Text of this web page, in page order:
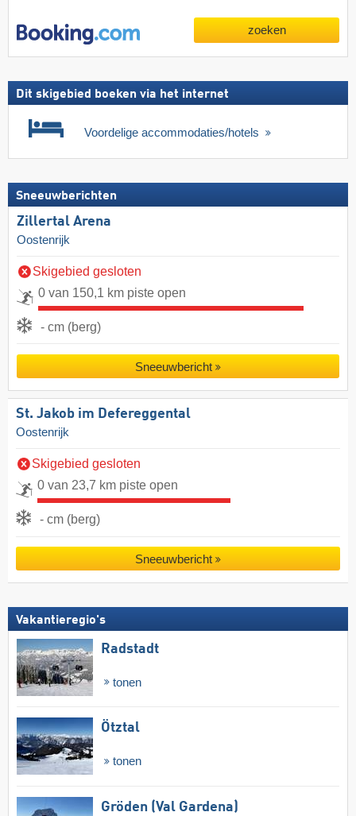
zoeken
Dit skigebied boeken via het internet
Voordelige accommodaties/hotels
Sneeuwberichten
Zillertal Arena
Oostenrijk
Skigebied gesloten
0 van 150,1 km piste open
- cm (berg)
Sneeuwbericht
St. Jakob im Defereggental
Oostenrijk
Skigebied gesloten
0 van 23,7 km piste open
- cm (berg)
Sneeuwbericht
Vakantieregio's
Radstadt
tonen
Ötztal
tonen
Gröden (Val Gardena)